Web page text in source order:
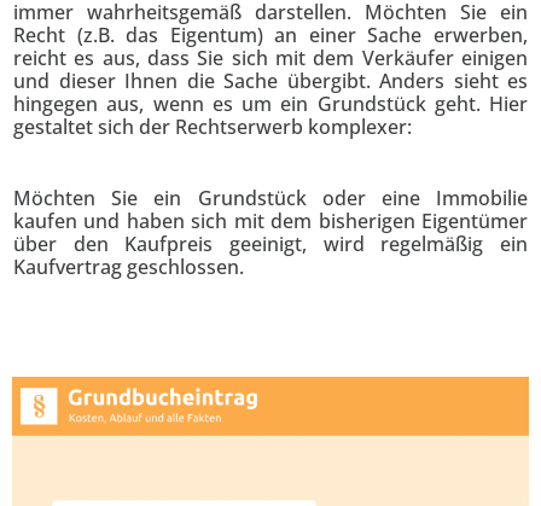
immer wahrheitsgemäß darstellen. Möchten Sie ein
Recht (z.B. das Eigentum) an einer Sache erwerben,
reicht es aus, dass Sie sich mit dem Verkäufer einigen
und dieser Ihnen die Sache übergibt. Anders sieht es
hingegen aus, wenn es um ein Grundstück geht. Hier
gestaltet sich der Rechtserwerb komplexer:
Möchten Sie ein Grundstück oder eine Immobilie
kaufen und haben sich mit dem bisherigen Eigentümer
über den Kaufpreis geeinigt, wird regelmäßig ein
Kaufvertrag geschlossen.